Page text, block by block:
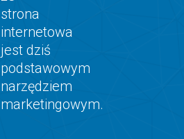
strona
internetowa
jest dziś
podstawowym
narzędziem
marketingowym.